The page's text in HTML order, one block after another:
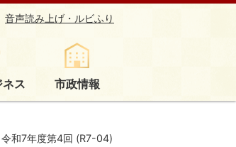
音声読み上げ・ルビふり
ス 市政情報
和7年度第4回 (R7-04)